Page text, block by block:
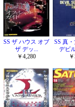
SS ザ ハウス オブ
ザ デッ...
￥4,280
SS 真
デビ